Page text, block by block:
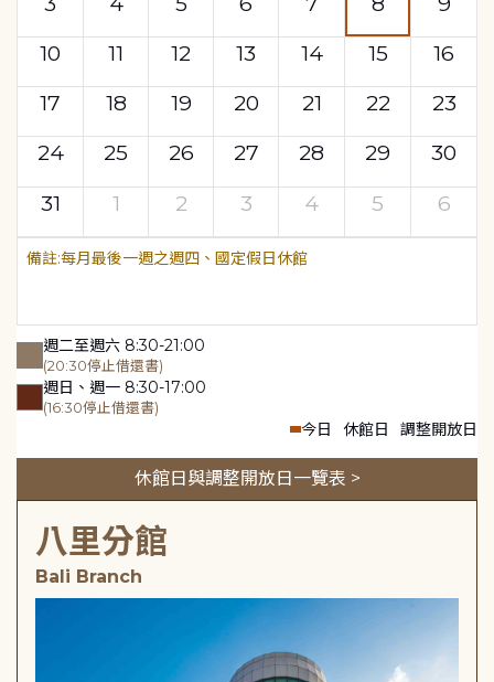
10
11 12 13 14 15
16
17
18 19 20 21 22
23
24
25 26 27 28 29
30
31
1 2 3 4 5 6
每月最後一週之週四、國定假日休館
週二至週六 8:30-21:00
(20:30停止借還書)
週日、週一 8:30-17:00
(16:30停止借還書)
今日 休館日 調整開放日
休館日與調整開放日一覽表 >
八里分館
Bali Branch